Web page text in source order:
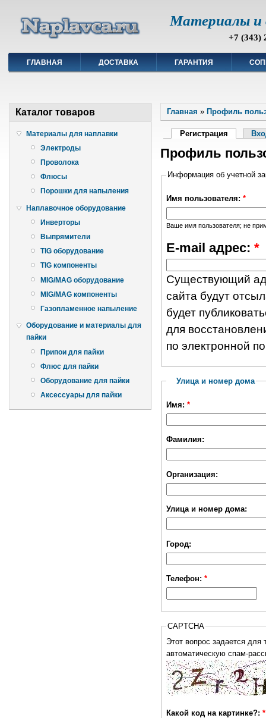
Материалы и
+7 (343)
ГЛАВНАЯ ДОСТАВКА ГАРАНТИЯ
Каталог товаров
Материалы для наплавки
Электроды
Проволока
Флюсы
Порошки для напыления
Наплавочное оборудование
Инверторы
Выпрямители
TIG оборудование
TIG компоненты
MIG/MAG оборудование
MIG/MAG компоненты
Газопламенное напыление
Оборудование и материалы для
пайки
Припои для пайки
Флюс для пайки
Оборудование для пайки
Аксессуары для пайки
Главная » Профиль
Регистрация
Профиль
Информация об учетной
Имя пользователя: *
Ваше имя пользователя; не
E-mail адрес: *
Существующий
сайта будут
будет
для
по электронной
Улица и номер дома
Имя: *
Фамилия:
Организация:
Улица и номер дома:
Город:
Телефон: *
CAPTCHA
Этот вопрос задается для того, чтобы
автоматическую спам-
Какой код на картинке?: *